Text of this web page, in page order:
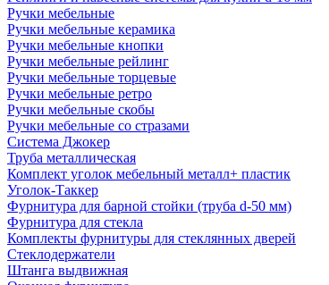
Ручки мебельные
Ручки мебельные керамика
Ручки мебельные кнопки
Ручки мебельные рейлинг
Ручки мебельные торцевые
Ручки мебельные ретро
Ручки мебельные скобы
Ручки мебельные со стразами
Система Джокер
Труба металлическая
Комплект уголок мебельный металл+ пластик
Уголок-Таккер
Фурнитура для барной стойки (труба d-50 мм)
Фурнитура для стекла
Комплекты фурнитуры для стеклянных дверей
Стеклодержатели
Штанга выдвижная